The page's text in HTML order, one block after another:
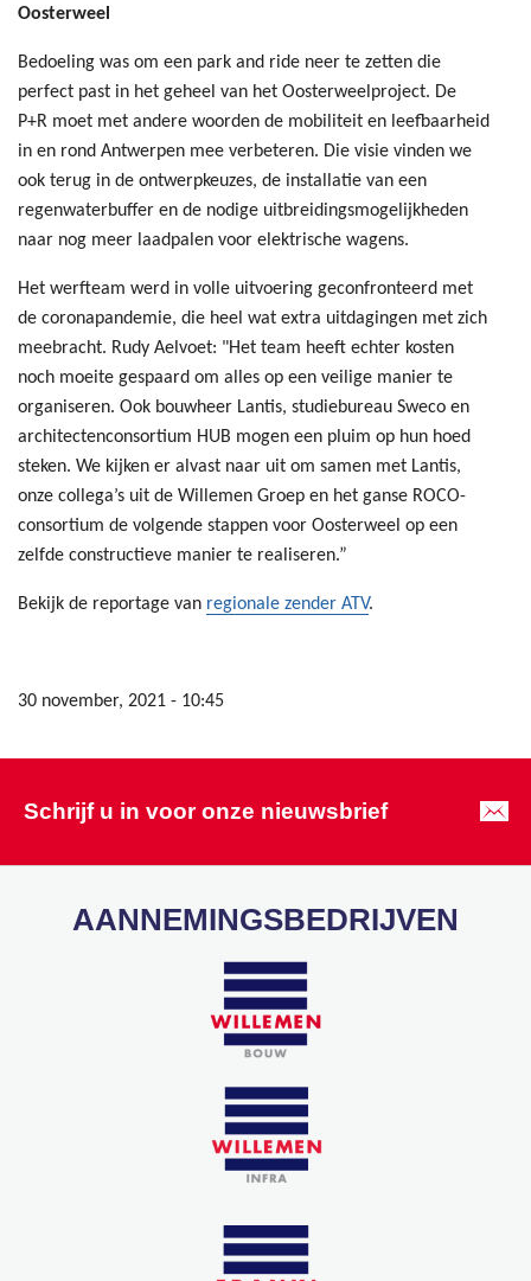
Oosterweel
Bedoeling was om een park and ride neer te zetten die
perfect past in het geheel van het Oosterweelproject. De
P+R moet met andere woorden de mobiliteit en leefbaarheid
in en rond Antwerpen mee verbeteren. Die visie vinden we
ook terug in de ontwerpkeuzes, de installatie van een
regenwaterbuffer en de nodige uitbreidingsmogelijkheden
naar nog meer laadpalen voor elektrische wagens.
Het werfteam werd in volle uitvoering geconfronteerd met
de coronapandemie, die heel wat extra uitdagingen met zich
meebracht. Rudy Aelvoet: "Het team heeft echter kosten
noch moeite gespaard om alles op een veilige manier te
organiseren. Ook bouwheer Lantis, studiebureau Sweco en
architectenconsortium HUB mogen een pluim op hun hoed
steken. We kijken er alvast naar uit om samen met Lantis,
onze collega’s uit de Willemen Groep en het ganse ROCO-
consortium de volgende stappen voor Oosterweel op een
zelfde constructieve manier te realiseren.”
Bekijk de reportage van regionale zender ATV.
30 november, 2021 - 10:45
Schrijf u in voor onze nieuwsbrief
AANNEMINGSBEDRIJVEN